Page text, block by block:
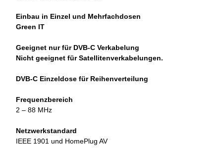
Einbau in Einzel und Mehrfachdosen
Green IT
Geeignet nur für DVB-C Verkabelung
Nicht geeignet für Satellitenverkabelungen.
DVB-C Einzeldose für Reihenverteilung
Frequenzbereich
2 – 88 MHz
Netzwerkstandard
IEEE 1901 und HomePlug AV